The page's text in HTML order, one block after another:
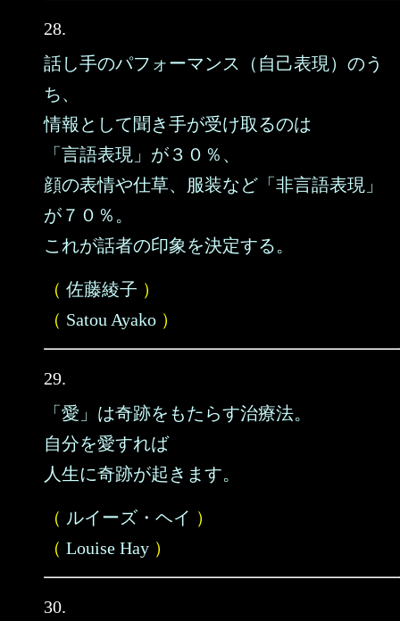
28.
話し手のパフォーマンス（自己表現）のう
ち、
情報として聞き手が受け取るのは
「言語表現」が３０％、
顔の表情や仕草、服装など「非言語表現」
が７０％。
これが話者の印象を決定する。
（ 佐藤綾子 ）
（ Satou Ayako ）
29.
「愛」は奇跡をもたらす治療法。
自分を愛すれば
人生に奇跡が起きます。
（ ルイーズ・ヘイ ）
（ Louise Hay ）
30.